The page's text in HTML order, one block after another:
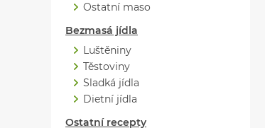
Ostatní maso
Bezmasá jídla
Luštěniny
Těstoviny
Sladká jídla
Dietní jídla
Ostatní recepty